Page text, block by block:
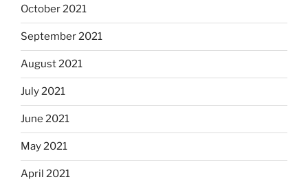
October 2021
September 2021
August 2021
July 2021
June 2021
May 2021
April 2021